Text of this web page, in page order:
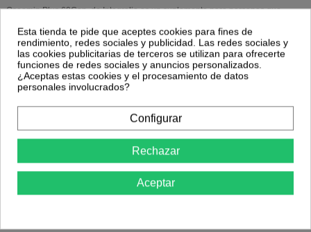
Oseomin Plus 60Cap. de Integralia es un suplemento para personas que
mantenimiento de huesos y articulaciones saludables.
Detalles del producto
Oseomin Plus 60Cap. de Integralia es un complemento diseñado para
personas que buscan apoyar el bienestar óseo y articular dentro de una rutina
diaria equilibrada. Su formulación está pensada para quienes desean
Esta tienda te pide que aceptes cookies para fines de
rendimiento, redes sociales y publicidad. Las redes sociales y
las cookies publicitarias de terceros se utilizan para ofrecerte
funciones de redes sociales y anuncios personalizados.
¿Aceptas estas cookies y el procesamiento de datos
personales involucrados?
Configurar
Rechazar
Aceptar